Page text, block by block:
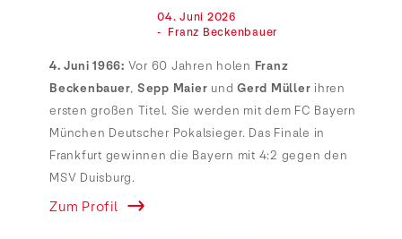
4. Juni 1966: Vor 60 Jahren holen Franz
Beckenbauer, Sepp Maier und Gerd Müller ihren
ersten großen Titel. Sie werden mit dem FC Bayern
München Deutscher Pokalsieger. Das Finale in
Frankfurt gewinnen die Bayern mit 4:2 gegen den
MSV Duisburg.
Zum Profil